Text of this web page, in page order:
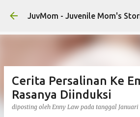
Langsung ke konten
JuvMom - Juvenile Mom's
Cerita Persalinan Ke
Rasanya Diinduksi
diposting oleh Enny Law pada tanggal